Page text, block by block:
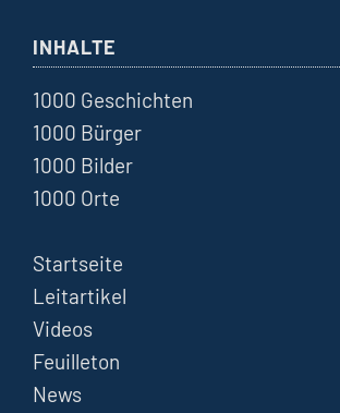
INHALTE
1000 Geschichten
1000 Bürger
1000 Bilder
1000 Orte
Startseite
Leitartikel
Videos
Feuilleton
News